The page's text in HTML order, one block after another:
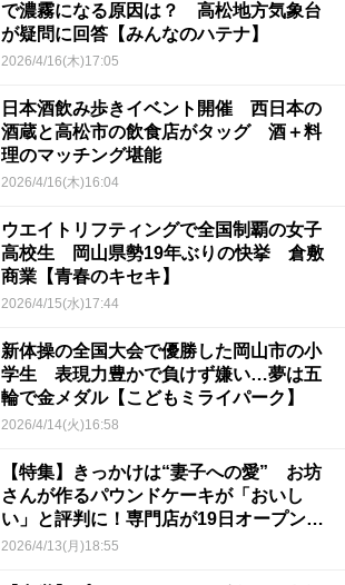
で濃霧になる原因は？ 高松地方気象台
が疑問に回答【みんなのハテナ】
2026/4/16(木)17:05
日本酒飲み歩きイベント開催 西日本の
酒蔵と高松市の飲食店がタッグ 酒＋料
理のマッチング堪能
2026/4/16(木)16:04
ウエイトリフティングで全国制覇の女子
高校生 岡山県勢19年ぶりの快挙 倉敷
商業【青春のキセキ】
2026/4/15(水)17:44
新体操の全国大会で優勝した岡山市の小
学生 表現力豊かで負けず嫌い…夢は五
輪で金メダル【こどもミライパーク】
2026/4/14(火)16:58
【特集】きっかけは“妻子への愛” お坊
さんが作るパウンドケーキが「おいし
い」と評判に！専門店が19日オープン
岡山市
2026/4/13(月)18:55